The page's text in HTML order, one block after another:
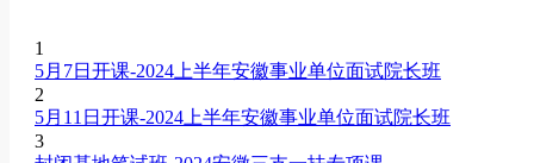
1
5月7日开课-2024上半年安徽事业单位面试院长班
2
5月11日开课-2024上半年安徽事业单位面试院长班
3